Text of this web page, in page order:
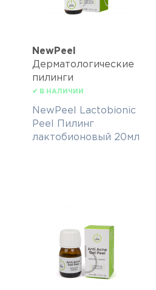
NewPeel
Дерматологические
пилинги
✔ В НАЛИЧИИ
NewPeel Lactobionic
Peel Пилинг
лактобионовый 20мл